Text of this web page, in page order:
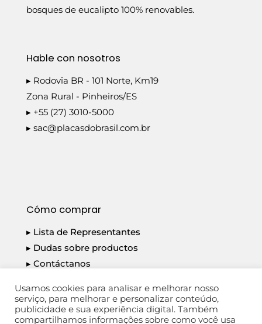
bosques de eucalipto 100% renovables.
Hable con nosotros
▸ Rodovia BR - 101 Norte, Km19
Zona Rural - Pinheiros/ES
▸ +55 (27) 3010-5000
▸ sac@placasdobrasil.com.br
Cómo comprar
▸ Lista de Representantes
▸ Dudas sobre productos
▸ Contáctanos
Usamos cookies para analisar e melhorar nosso
serviço, para melhorar e personalizar conteúdo,
publicidade e sua experiência digital. Também
compartilhamos informações sobre como você usa